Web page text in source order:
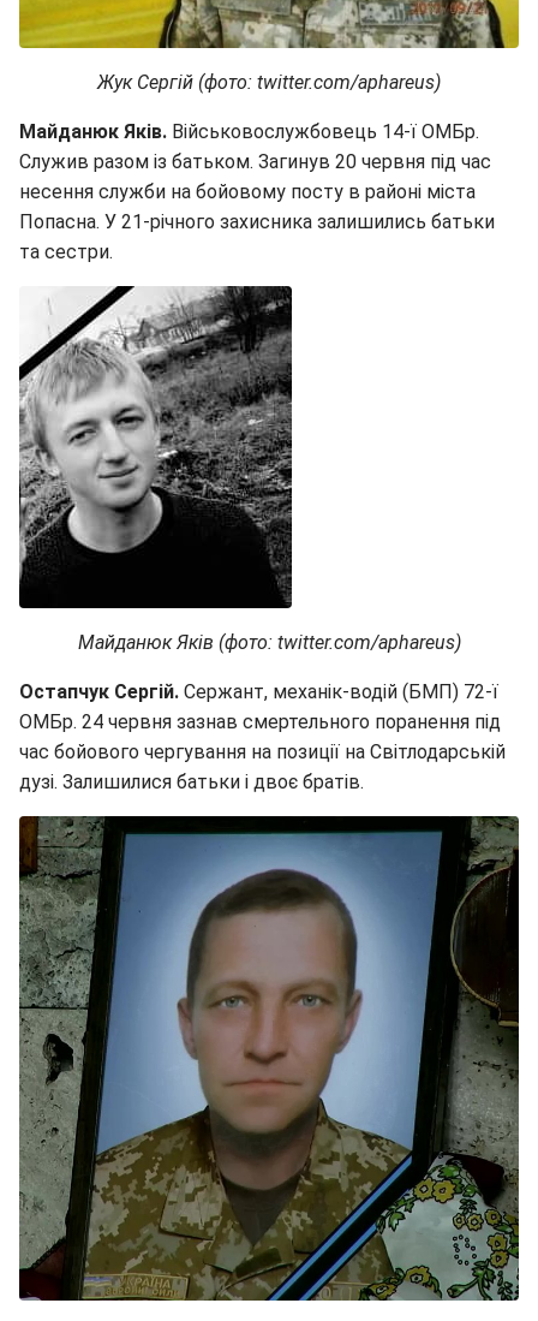
Жук Сергій (фото: twitter.com/aphareus)
Майданюк Яків. Військовослужбовець 14-ї ОМБр.
Служив разом із батьком. Загинув 20 червня під час
несення служби на бойовому посту в районі міста
Попасна. У 21-річного захисника залишились батьки
та сестри.
Майданюк Яків (фото: twitter.com/aphareus)
Остапчук Сергій. Сержант, механік-водій (БМП) 72-ї
ОМБр. 24 червня зазнав смертельного поранення під
час бойового чергування на позиції на Світлодарській
дузі. Залишилися батьки і двоє братів.